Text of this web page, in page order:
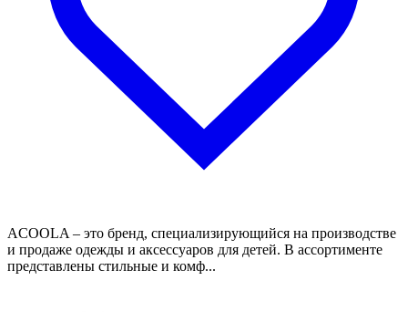
ACOOLA – это бренд, специализирующийся на производстве
и продаже одежды и аксессуаров для детей. В ассортименте
представлены стильные и комф...